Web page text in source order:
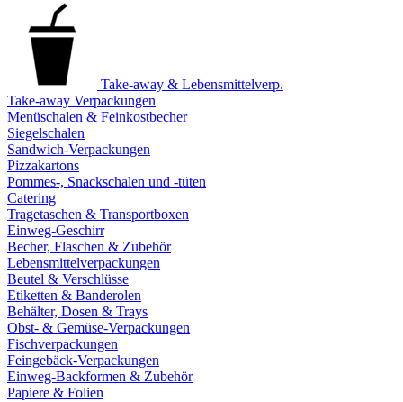
Take-away & Lebensmittelverp.
Take-away Verpackungen
Menüschalen & Feinkostbecher
Siegelschalen
Sandwich-Verpackungen
Pizzakartons
Pommes-, Snackschalen und -tüten
Catering
Tragetaschen & Transportboxen
Einweg-Geschirr
Becher, Flaschen & Zubehör
Lebensmittelverpackungen
Beutel & Verschlüsse
Etiketten & Banderolen
Behälter, Dosen & Trays
Obst- & Gemüse-Verpackungen
Fischverpackungen
Feingebäck-Verpackungen
Einweg-Backformen & Zubehör
Papiere & Folien